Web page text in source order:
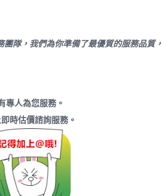
隊，我們為你準備了最優質的服務品質，
專人為您服務。
時估價諮詢服務。